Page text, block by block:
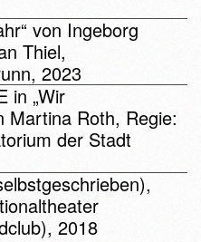
von Ingeborg
Thiel,
2023
in „Wir
Martina Roth, Regie:
der Stadt
2018